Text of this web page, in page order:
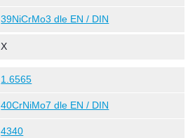
39NiCrMo3 dle EN / DIN
X
1.6565
40CrNiMo7 dle EN / DIN
4340